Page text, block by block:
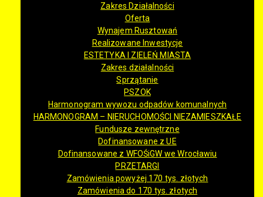
Zakres Działalności
Oferta
Wynajem Rusztowań
Realizowane Inwestycje
ESTETYKA I ZIELEŃ MIASTA
Zakres działalności
Sprzątanie
PSZOK
Harmonogram wywozu odpadów komunalnych
HARMONOGRAM – NIERUCHOMOŚCI NIEZAMIESZKAŁE
Fundusze zewnętrzne
Dofinansowane z UE
Dofinansowane z WFOŚiGW we Wrocławiu
PRZETARGI
Zamówienia powyżej 170 tys. złotych
Zamówienia do 170 tys. złotych